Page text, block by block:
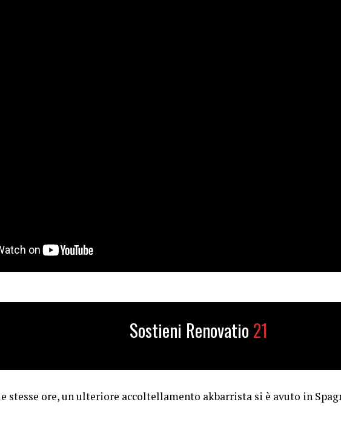
Sostieni Renovatio 21
stesse ore, un ulteriore accoltellamento akbarrista si è avuto in